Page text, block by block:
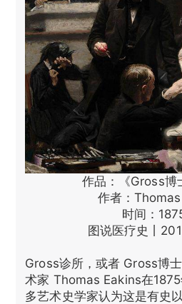
作品：《Gross博
作者：
时间：
图说医疗史丨
Gross诊所，或者 Gross博
术家 Thomas Eakins在
多艺术史学家认为这是有史